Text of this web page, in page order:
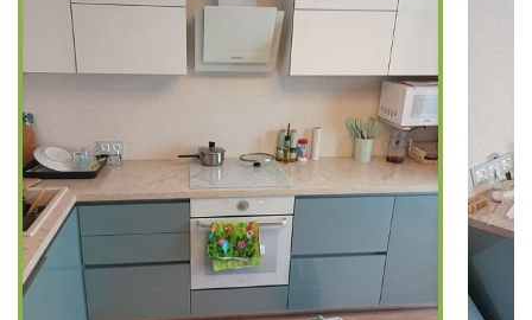
обработку
персональных
также
Согласие
обработку
персональных
данных
метрическими
программами